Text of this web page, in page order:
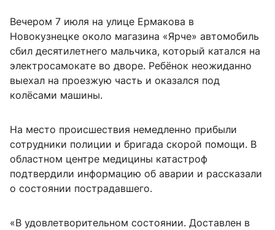
Вечером 7 июля на улице Ермакова в
Новокузнецке около магазина «Ярче» автомобиль
сбил десятилетнего мальчика, который катался на
электросамокате во дворе. Ребёнок неожиданно
выехал на проезжую часть и оказался под
колёсами машины.
На место происшествия немедленно прибыли
сотрудники полиции и бригада скорой помощи. В
областном центре медицины катастроф
подтвердили информацию об аварии и рассказали
о состоянии пострадавшего.
«В удовлетворительном состоянии. Доставлен в